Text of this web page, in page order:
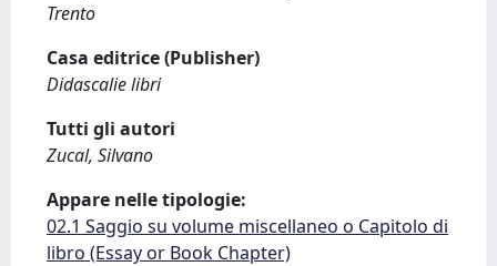
Trento
Casa editrice (Publisher)
Didascalie libri
Tutti gli autori
Zucal, Silvano
Appare nelle tipologie:
02.1 Saggio su volume miscellaneo o Capitolo di
libro (Essay or Book Chapter)